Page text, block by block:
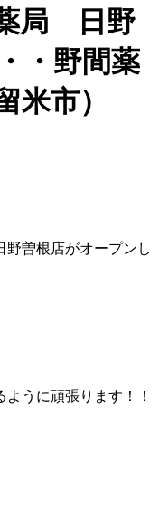
局 日野
・野間薬
米市）
曽根店がオープンし
うに頑張ります！！